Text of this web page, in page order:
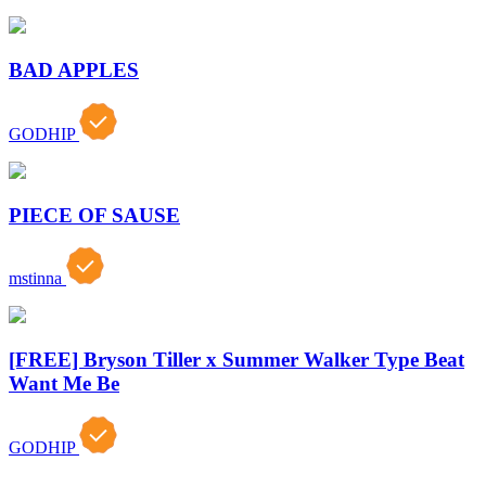
BAD APPLES
GODHIP
PIECE OF SAUSE
mstinna
[FREE] Bryson Tiller x Summer Walker Type Beat
Want Me Be
GODHIP